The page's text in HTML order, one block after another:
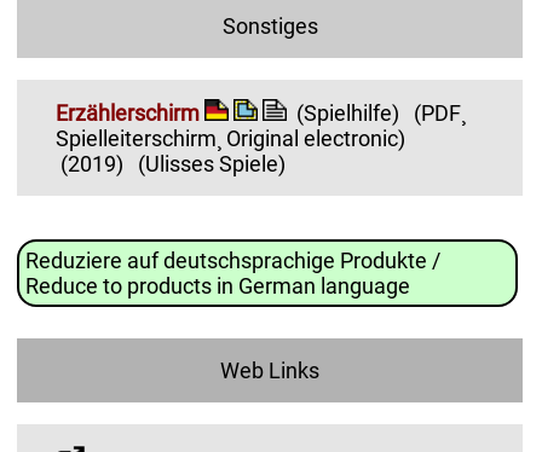
Sonstiges
Erzählerschirm (Spielhilfe)
(PDF¸
Spielleiterschirm¸ Original electronic)
(2019)
(Ulisses Spiele)
Reduziere auf deutschsprachige Produkte /
Reduce to products in German language
Web Links